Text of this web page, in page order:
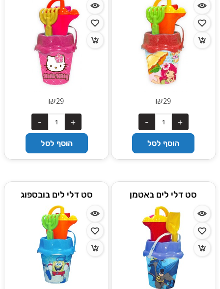
₪29
הוסף לסל
₪29
הוסף לסל
סט דלי לים באטמן סט דלי לים בובספוג